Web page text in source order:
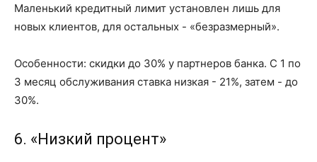
Маленький кредитный лимит установлен лишь для
новых клиентов, для остальных - «безразмерный».
Особенности: скидки до 30% у партнеров банка. С 1 по
3 месяц обслуживания ставка низкая - 21%, затем - до
30%.
6. «Низкий процент»